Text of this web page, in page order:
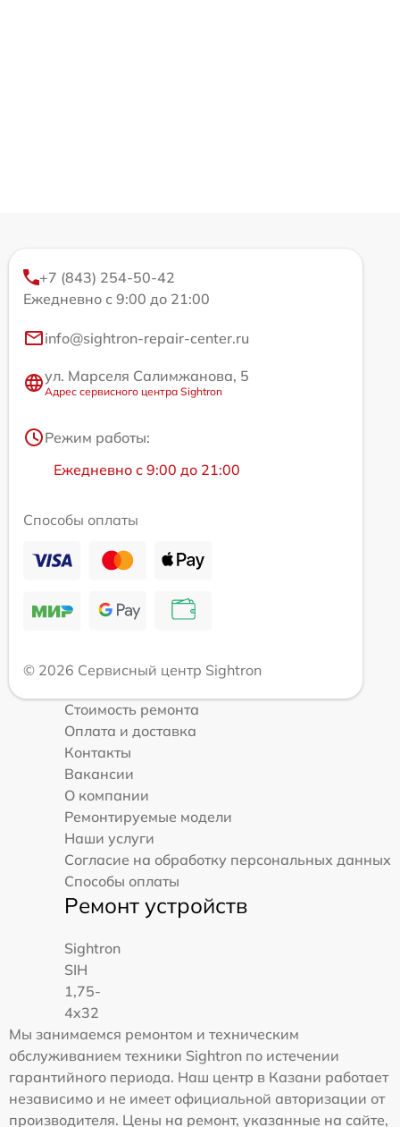
+7 (843) 254-50-42
Ежедневно с 9:00 до 21:00
info@sightron-repair-center.ru
ул. Марселя Салимжанова, 5
Адрес сервисного центра Sightron
Режим работы:
Ежедневно с 9:00 до 21:00
Способы оплаты
© 2026 Сервисный центр Sightron
Стоимость ремонта
Оплата и доставка
Контакты
Вакансии
О компании
Ремонтируемые модели
Наши услуги
Согласие на обработку персональных данных
Способы оплаты
Ремонт устройств
Sightron
SIH
1,75-
4x32
Мы занимаемся ремонтом и техническим
обслуживанием техники Sightron по истечении
гарантийного периода. Наш центр в Казани работает
независимо и не имеет официальной авторизации от
производителя. Цены на ремонт, указанные на сайте,